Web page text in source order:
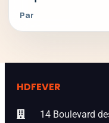
Par
HDFEVER
14 Boulevard